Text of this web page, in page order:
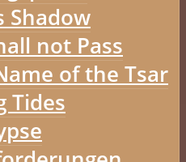
Shadow
not Pass
of the Tsar
Tides